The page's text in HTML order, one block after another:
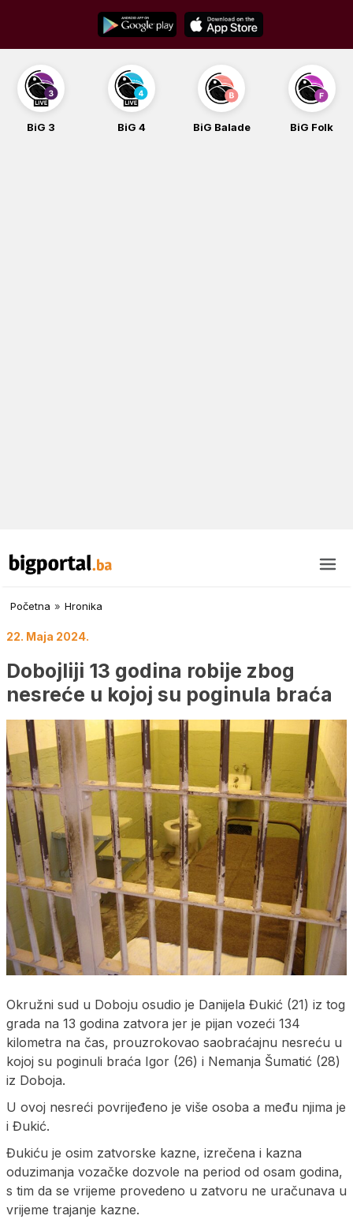
content
BiG 3 BiG 4 BiG Balade BiG Folk
Početna » Hronika
22. Maja 2024.
Dobojliji 13 godina robije zbog
nesreće u kojoj su poginula braća
Okružni sud u Doboju osudio je Danijela Đukić (21) iz tog
grada na 13 godina zatvora jer je pijan vozeći 134
kilometra na čas, prouzrokovao saobraćajnu nesreću u
kojoj su poginuli braća Igor (26) i Nemanja Šumatić (28)
iz Doboja.
U ovoj nesreći povrijeđeno je više osoba a među njima je
i Đukić.
Đukiću je osim zatvorske kazne, izrečena i kazna
oduzimanja vozačke dozvole na period od osam godina,
s tim da se vrijeme provedeno u zatvoru ne uračunava u
vrijeme trajanje kazne.